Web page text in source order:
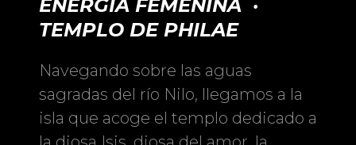
ENERGÍA FEMENINA ·
TEMPLO DE PHILAE
Navegando sobre las aguas
sagradas del río Nilo, llegamos a la
isla que acoge el templo dedicado a